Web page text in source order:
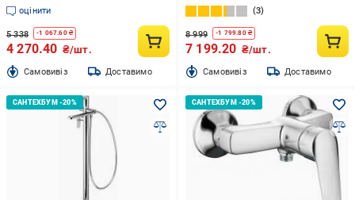
оцінити
5 338 -1 067.60₴
4 270.40 ₴/шт.
Cамовивіз Доставимо
3
8 999 -1 799.80₴
7 199.20 ₴/шт.
Cамовивіз Доставимо